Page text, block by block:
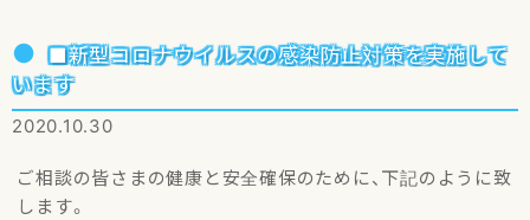
就職・ボランティア情報
起業サポート・事例
講座・サロン情報
■新型コロナウイルスの感染防止対策を実施して
います
2020.10.30
ご相談の皆さまの健康と安全確保のために、下記のように致
します。